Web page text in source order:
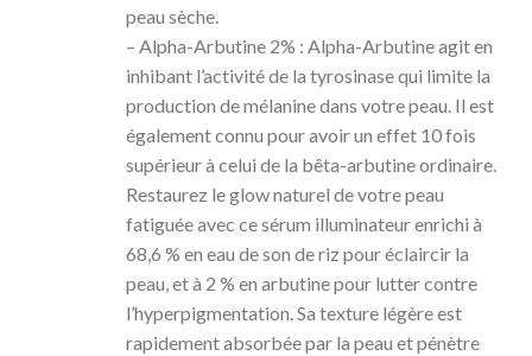
peau sèche.
– Alpha-Arbutine 2% : Alpha-Arbutine agit en
inhibant l’activité de la tyrosinase qui limite la
production de mélanine dans votre peau. Il est
également connu pour avoir un effet 10 fois
supérieur à celui de la bêta-arbutine ordinaire.​
Restaurez le glow naturel de votre peau
fatiguée avec ce sérum illuminateur enrichi à
68,6 % en eau de son de riz pour éclaircir la
peau, et à 2 % en arbutine pour lutter contre
l’hyperpigmentation. Sa texture légère est
rapidement absorbée par la peau et pénètre